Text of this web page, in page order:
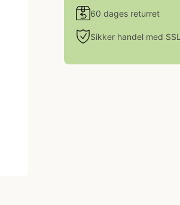
60 dages returret
Sikker handel med